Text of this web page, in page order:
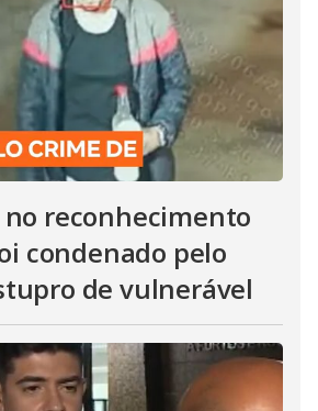
no reconhecimento
condenado pelo
de vulnerável